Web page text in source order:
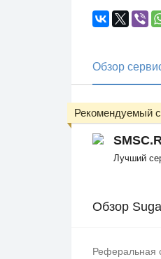
Обзор
Лучший
Рекомендуемый
Обзор
Реферальная